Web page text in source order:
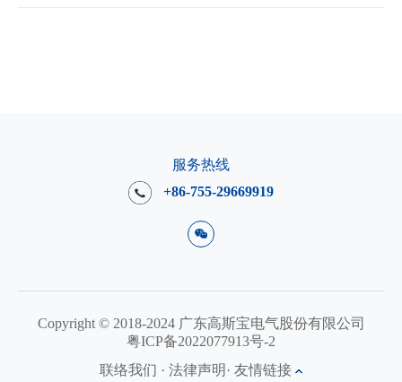
服务热线
+86-755-29669919
Copyright © 2018-2024 广东高斯宝电气股份有限公司
粤ICP备2022077913号-2
联络我们 · 法律声明 · 友情链接